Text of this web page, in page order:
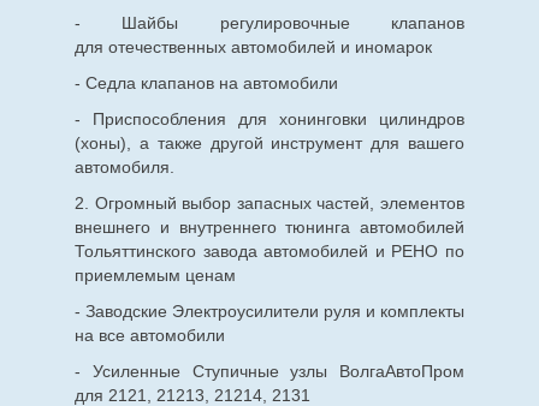
- Шайбы регулировочные клапанов
для отечественныхавтомобилей и иномарок
- Седла клапанов на автомобили
- Приспособления для хонинговки цилиндров
(хоны), а также другой инструмент для вашего
автомобиля.
2. Огромный выбор запасных частей, элементов
внешнего и внутреннего тюнинга автомобилей
Тольяттинского завода автомобилей и РЕНО по
приемлемым ценам
- Заводские Электроусилители руля и комплекты
на все автомобили
- Усиленные Ступичные узлы ВолгаАвтоПром
для 2121, 21213, 21214, 2131